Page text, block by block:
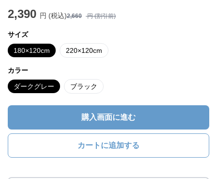
2,390 円 (税込)2,660 円 (割引前)
サイズ
180×120cm 220×120cm
カラー
ダークグレー ブラック
購入画面に進む
カートに追加する